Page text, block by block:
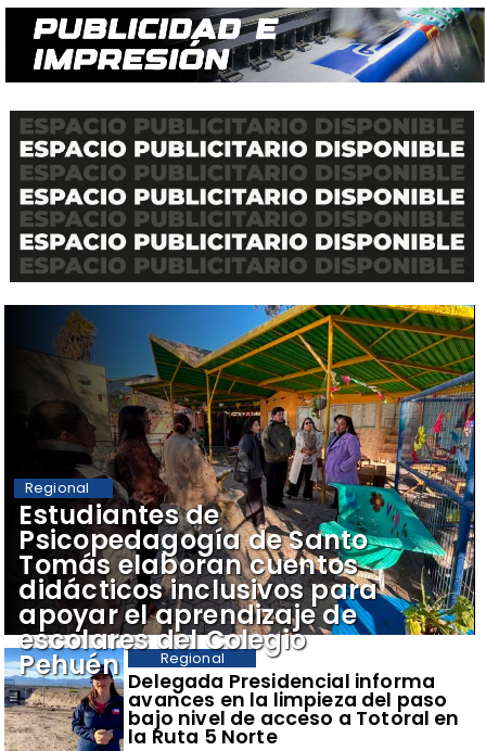
​Delegada Presidencial informa
avances en la limpieza del paso
bajo nivel de acceso a Totoral en
la Ruta 5 Norte
Regional
​Estudiantes de
Psicopedagogía de Santo
Tomás elaboran cuentos
didácticos inclusivos para
apoyar el aprendizaje de
escolares del Colegio
Pehuén
Regional